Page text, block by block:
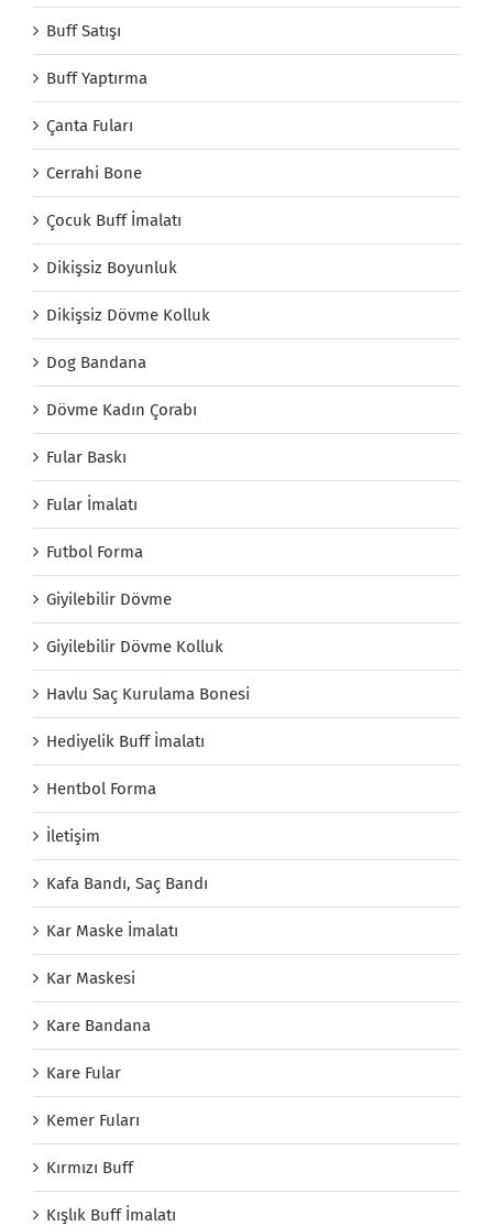
Buff Satışı
Buff Yaptırma
Çanta Fuları
Cerrahi Bone
Çocuk Buff İmalatı
Dikişsiz Boyunluk
Dikişsiz Dövme Kolluk
Dog Bandana
Dövme Kadın Çorabı
Fular Baskı
Fular İmalatı
Futbol Forma
Giyilebilir Dövme
Giyilebilir Dövme Kolluk
Havlu Saç Kurulama Bonesi
Hediyelik Buff İmalatı
Hentbol Forma
İletişim
Kafa Bandı, Saç Bandı
Kar Maske İmalatı
Kar Maskesi
Kare Bandana
Kare Fular
Kemer Fuları
Kırmızı Buff
Kışlık Buff İmalatı